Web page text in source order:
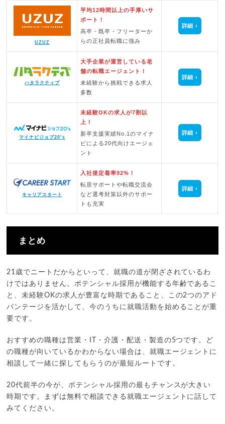
UZUZ
平均12時間以上の手厚いサ
ポート！
高卒・既卒・フリーターか
らの正社員転職に強み
詳細
ハタラクティブ
大手企業が運営している老
舗の転職エージェント！
未経験から挑戦できる求人
多数
詳細
マイナビジョブ20’s
未経験OKの求人が7割以
上！
新卒支援実績No.1のマイナ
ビによる20代向けエージェ
ント
詳細
キャリアスタート
入社後定着率92%！
転居サポートや転職交流会
など選考対策以外のサポー
トも充実
詳細
まとめ
21歳でニートだからといって、就職の道が閉ざされているわ
けではありません。ポテンシャル採用が機能する年齢であるこ
と、未経験OKの求人が豊富な時期であること、この2つのアド
バンテージを活かして、今のうちに就職活動を始めることが重
要です。
おすすめの職種は営業・IT・介護・配送・製造の5つです。ど
の職種が向いているかわからない場合は、就職エージェントに
相談して一緒に探してもらうのが最短ルートです。
20代前半の今が、ポテンシャル採用の最もチャンスが大きい
時期です。まずは無料で相談できる就職エージェントに話して
みてください。